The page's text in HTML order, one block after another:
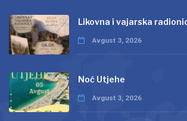
Likovna i vajarska
Avgust 3, 2026
Noć Utjehe
Avgust 3, 2026